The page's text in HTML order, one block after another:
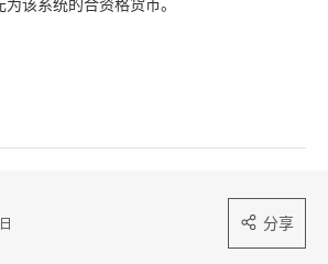
该系统的合资格货币。
分享